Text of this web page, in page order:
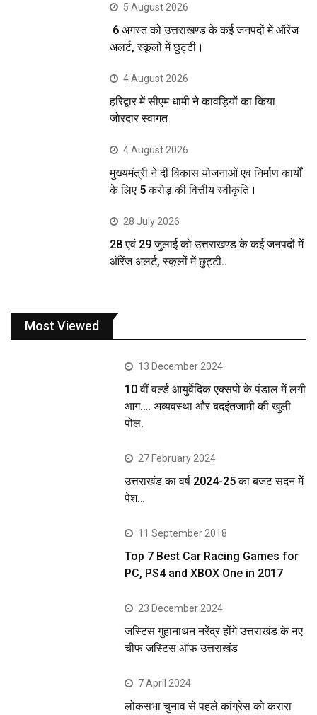
5 August 2026
6 अगस्त को उत्तराखण्ड के कई जनपदों में ऑरेंज
अलर्ट, स्कूलों में छुट्टी।
4 August 2026
हरिद्वार में सीएम धामी ने कावड़ियों का किया
जोरदार स्वागत
4 August 2026
मुख्यमंत्री ने दी विकास योजनाओं एवं निर्माण कार्यों
के लिए 5 करोड़ की वित्तीय स्वीकृति।
28 July 2026
28 एवं 29 जुलाई को उत्तराखण्ड के कई जनपदों में
ऑरेंज अलर्ट, स्कूलों में छुट्टी..
Most Viewed
13 December 2024
10 वीं वर्ल्ड आयुर्वेदिक एक्सपो के पंडाल में लगी
आग…. अव्यवस्था और बदइंतजामी की खुली
पोल.
27 February 2024
उत्तराखंड का वर्ष 2024-25 का बजट सदन में
पेश…
11 September 2018
Top 7 Best Car Racing Games for
PC, PS4 and XBOX One in 2017
23 December 2024
जस्टिस गुहानाथन नरेंद्र होंगे उत्तराखंड के नए
चीफ जस्टिस ऑफ उत्तराखंड
7 April 2024
लोकसभा चुनाव से पहले कांग्रेस को करारा